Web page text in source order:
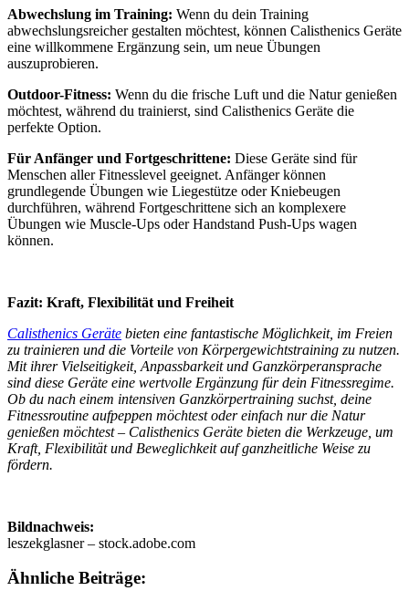
Abwechslung im Training: Wenn du dein Training
abwechslungsreicher gestalten möchtest, können Calisthenics Geräte
eine willkommene Ergänzung sein, um neue Übungen
auszuprobieren.
Outdoor-Fitness: Wenn du die frische Luft und die Natur genießen
möchtest, während du trainierst, sind Calisthenics Geräte die
perfekte Option.
Für Anfänger und Fortgeschrittene: Diese Geräte sind für
Menschen aller Fitnesslevel geeignet. Anfänger können
grundlegende Übungen wie Liegestütze oder Kniebeugen
durchführen, während Fortgeschrittene sich an komplexere
Übungen wie Muscle-Ups oder Handstand Push-Ups wagen
können.
Fazit: Kraft, Flexibilität und Freiheit
Calisthenics Geräte bieten eine fantastische Möglichkeit, im Freien
zu trainieren und die Vorteile von Körpergewichtstraining zu nutzen.
Mit ihrer Vielseitigkeit, Anpassbarkeit und Ganzkörperansprache
sind diese Geräte eine wertvolle Ergänzung für dein Fitnessregime.
Ob du nach einem intensiven Ganzkörpertraining suchst, deine
Fitnessroutine aufpeppen möchtest oder einfach nur die Natur
genießen möchtest – Calisthenics Geräte bieten die Werkzeuge, um
Kraft, Flexibilität und Beweglichkeit auf ganzheitliche Weise zu
fördern.
Bildnachweis:
leszekglasner – stock.adobe.com
Ähnliche Beiträge: